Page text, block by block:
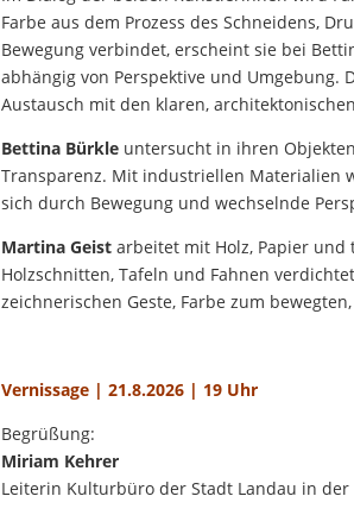
Farbe aus dem Prozess des Schneidens,
Bewegung verbindet, erscheint sie bei
abhängig von Perspektive und
Austausch mit den klaren,
Bettina Bürkleuntersucht in ihren
Transparenz. Mit industriellen Materialien
sich durch Bewegung und wechselnde
Martina Geistarbeitet mit Holz, Papier und
Holzschnitten, Tafeln und Fahnen
zeichnerischen Geste, Farbe zum
Vernissage | 21.8.2026 | 19 Uhr
Begrüßung:
Miriam Kehrer
Leiterin Kulturbüro der Stadt Landau in der